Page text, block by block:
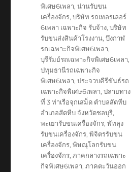
พิเศษ6เพลา,น่านรับขน
เครื่องจักร,บริษัท รถเทลรเลอร์
6เพลา เฉพาะกิจ รับจ้าง,บริษัท
รับขนส่งสินค้าโรงงาน,บึงกาฬ
รถเฉพาะกิจพิเศษ6เพลา,
บุรีรัมย์รถเฉพาะกิจพิเศษ6เพลา,
ปทุมธานีรถเฉพาะกิจ
พิเศษ6เพลา,ประจวบคีรีขันธ์รถ
เฉพาะกิจพิเศษ6เพลา,ปลายทาง
ที่ 3 ท่าเรือจุกเสม็ด ตำบลสัตหีบ
อำเภอสัตหีบ จังหวัดชลบุรี,
พะเยารับขนเครื่องจักร,พัทลุง
รับขนเครื่องจักร,พิจิตรรับขน
เครื่องจักร,พิษณุโลกรับขน
เครื่องจักร,ภาคกลางรถเฉพาะ
กิจพิเศษ6เพลา,ภาคตะวันออก